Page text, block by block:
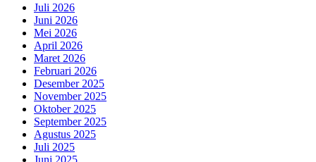
Juli 2026
Juni 2026
Mei 2026
April 2026
Maret 2026
Februari 2026
Desember 2025
November 2025
Oktober 2025
September 2025
Agustus 2025
Juli 2025
Juni 2025